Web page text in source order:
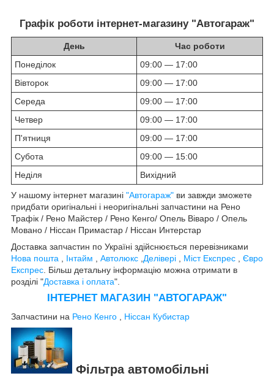
Графік роботи інтернет-магазину "Автогараж"
День
Час роботи
Понеділок
09:00 — 17:00
Вівторок
09:00 — 17:00
Середа
09:00 — 17:00
Четвер
09:00 — 17:00
П'ятниця
09:00 — 17:00
Субота
09:00 — 15:00
Неділя
Вихідний
У нашому інтернет магазині "Автогараж" ви завжди зможете
придбати оригінальні і неоригінальні запчастини на Рено
Трафік / Рено Майстер / Рено Кенго/ Опель Віваро / Опель
Мовано / Ніссан Примастар / Ніссан Интерстар
Доставка запчастин по Україні здійснюється перевізниками
Нова пошта , Інтайм , Автолюкс ,Делівері , Міст Експрес , Євро
Експрес. Більш детальну інформацію можна отримати в
розділі "Доставка і оплата".
ІНТЕРНЕТ МАГАЗИН "АВТОГАРАЖ"
Запчастини на Рено Кенго Ніссан Кубистар
Фільтра автомобільні